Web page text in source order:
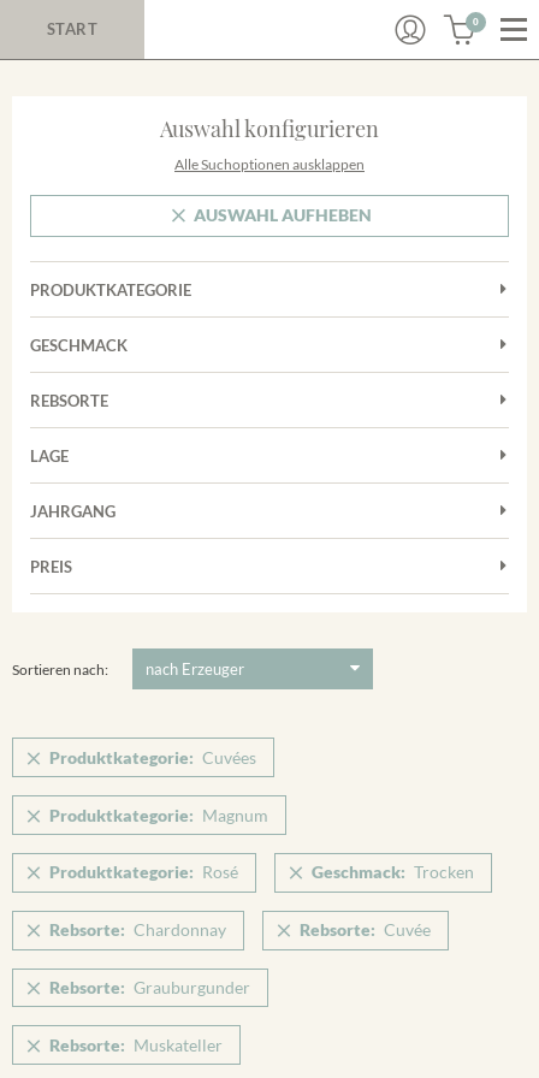
START 0
Auswahl konfigurieren
Alle Suchoptionen ausklappen
AUSWAHL AUFHEBEN
PRODUKTKATEGORIE
Cuvées
Rosé
Weißwein
GESCHMACK
Trocken
REBSORTE
Chardonnay
Grauburgunder
Riesling
Spätburgunder
LAGE
Achkarrer Schlossberg
Vorderer Winklerberg
Winklerberg Hinter Winklen
Winklerberg Winklen
Ihringen
JAHRGANG
PREIS
Sortieren nach:
Produktkategorie: Cuvées
Produktkategorie: Magnum
Produktkategorie: Rosé Geschmack: Trocken
Rebsorte: Chardonnay Rebsorte: Cuvée
Rebsorte: Grauburgunder
Rebsorte: Muskateller